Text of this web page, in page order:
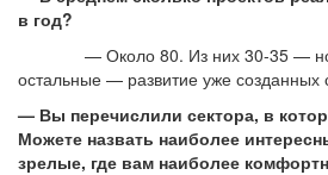
в год?
— Около 80. Из них 30-35 —
остальные — развитие уже созданных
— Вы перечислили сектора, в
Можете назвать наиболее
зрелые, где вам наиболее